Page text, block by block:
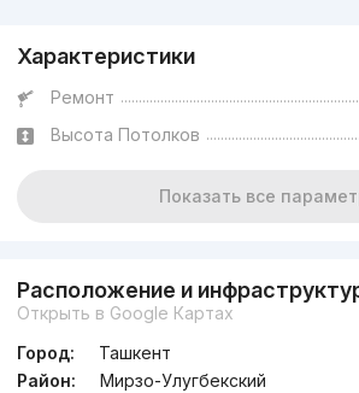
Характеристики
Ремонт
Высота Потолков
Показать все
Расположение и
Открыть в Google Картах
Город:
Ташкент
Район:
Мирзо-Улугбекский